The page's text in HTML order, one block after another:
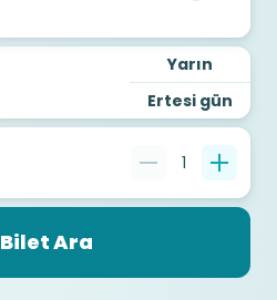
Yarın
Ertesi gün
1
Bilet Ara